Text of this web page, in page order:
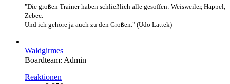
"Die großen Trainer haben schließlich alle gesoffen: Weisweiler, Happel,
Zebec.
Und ich gehöre ja auch zu den Großen." (Udo Lattek)
Waldgirmes
Boardteam: Admin
Reaktionen